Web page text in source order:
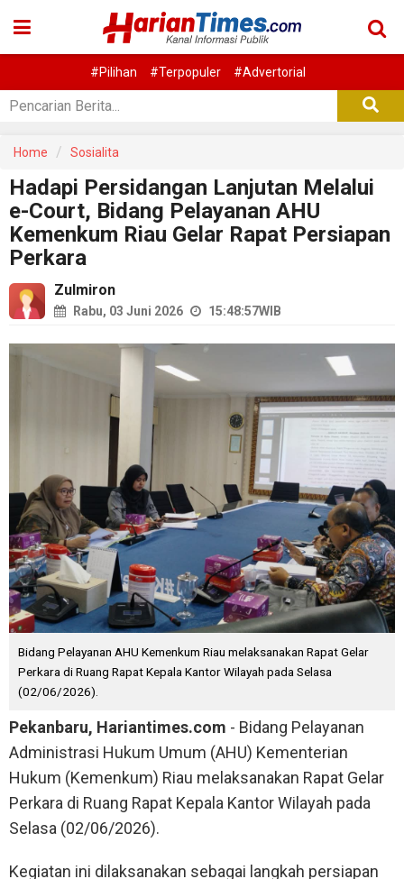
#Pilihan #Terpopuler #Advertorial
Home Sosialita
Hadapi Persidangan Lanjutan Melalui
e-Court, Bidang Pelayanan AHU
Kemenkum Riau Gelar Rapat Persiapan
Perkara
Zulmiron
Rabu, 03 Juni 2026 15:48:57WIB
Bidang Pelayanan AHU Kemenkum Riau melaksanakan Rapat Gelar
Perkara di Ruang Rapat Kepala Kantor Wilayah pada Selasa
(02/06/2026).
Pekanbaru, Hariantimes.com - Bidang Pelayanan
Administrasi Hukum Umum (AHU) Kementerian
Hukum (Kemenkum) Riau melaksanakan Rapat Gelar
Perkara di Ruang Rapat Kepala Kantor Wilayah pada
Selasa (02/06/2026).
Kegiatan ini dilaksanakan sebagai langkah persiapan